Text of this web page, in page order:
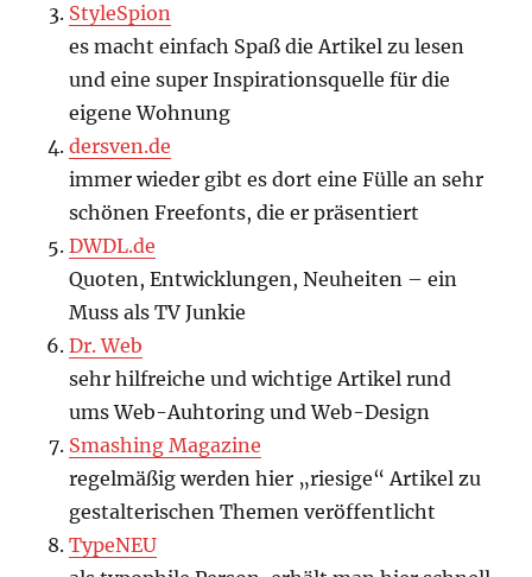
StyleSpion
es macht einfach Spaß die Artikel zu lesen
und eine super Inspirationsquelle für die
eigene Wohnung
dersven.de
immer wieder gibt es dort eine Fülle an sehr
schönen Freefonts, die er präsentiert
DWDL.de
Quoten, Entwicklungen, Neuheiten – ein
Muss als TV Junkie
Dr. Web
sehr hilfreiche und wichtige Artikel rund
ums Web-Auhtoring und Web-Design
Smashing Magazine
regelmäßig werden hier „riesige“ Artikel zu
gestalterischen Themen veröffentlicht
TypeNEU